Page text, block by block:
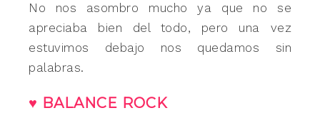
No nos asombro mucho ya que no se
apreciaba bien del todo, pero una vez
estuvimos debajo nos quedamos sin
palabras.
♥ BALANCE ROCK